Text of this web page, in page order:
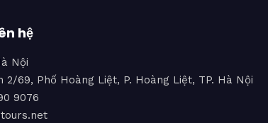
hệ
Nội
2/69, Phố Hoàng Liệt, P. Hoàng Liệt, TP. Hà Nội
9076